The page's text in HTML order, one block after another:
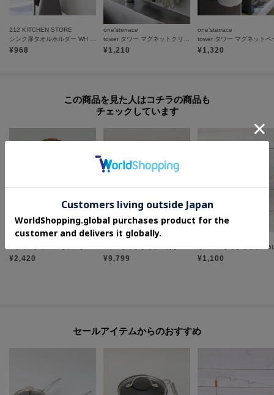
212 KITCHEN STORE
¥968
one'sterrace
¥1,210
one'sterrace
¥1,320
この商品を見た人はコチラの商品も
チェックしています
212 KITCHEN STORE
¥2,420
212 KITCHEN STORE
¥9,799
◆IHARA クックポット
¥1,100
セールアイテムからのおすすめ